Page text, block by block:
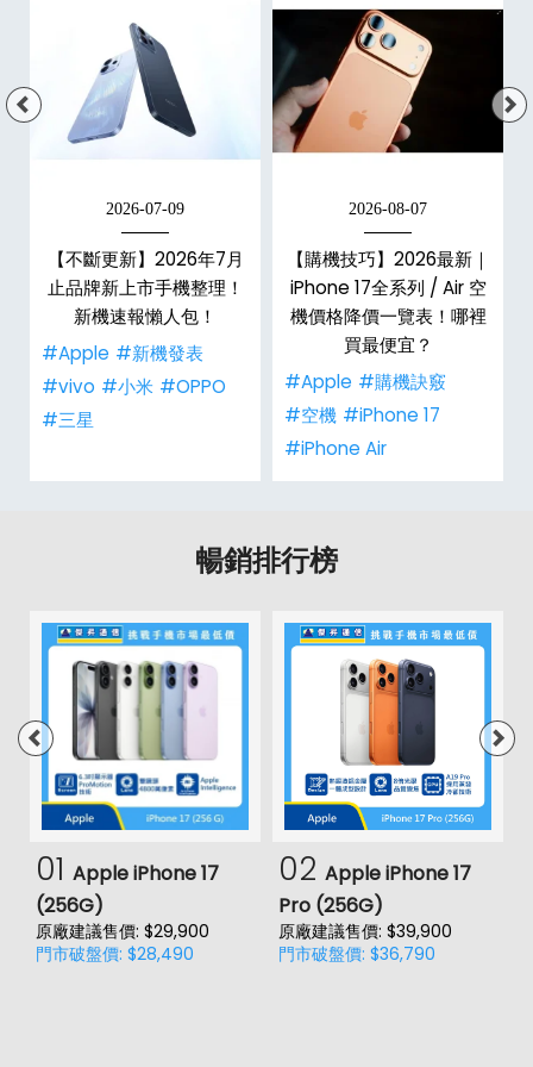
2026-07-09
【不斷更新】2026年7月
止品牌新上市手機整理！
新機速報懶人包！
#Apple #新機發表
#vivo #小米 #OPPO
#三星
2026-08-07
【購機技巧】2026最新｜
iPhone 17全系列 / Air 空
機價格降價一覽表！哪裡
買最便宜？
#Apple #購機訣竅
#空機 #iPhone 17
#iPhone Air
暢銷排行榜
01 Apple iPhone 17
(256G)
原廠建議售價: $29,900
門市破盤價: $28,490
02 Apple iPhone 17
Pro (256G)
原廠建議售價: $39,900
門市破盤價: $36,790